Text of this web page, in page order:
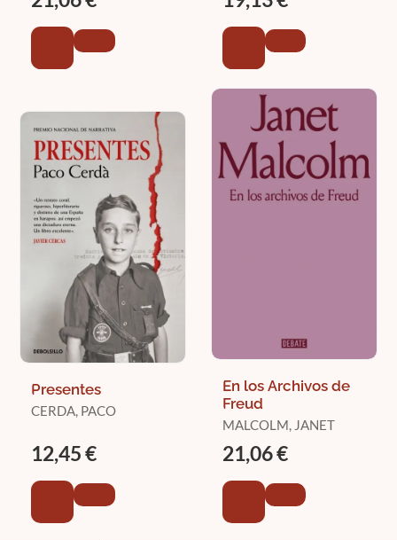
Presentes
CERDA, PACO
12,45 €
En los Archivos de
Freud
MALCOLM, JANET
21,06 €